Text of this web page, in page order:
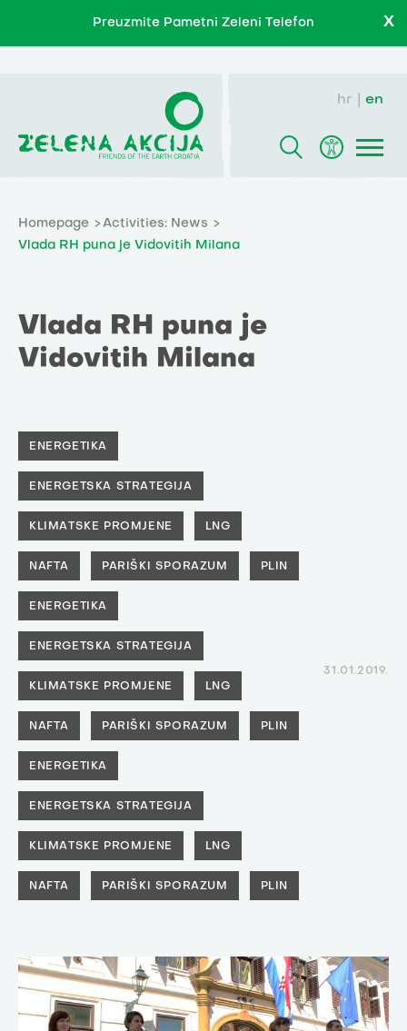
Preuzmite Pametni Zeleni Telefon X
hr en
Homepage
Activities: News
Vlada RH puna je Vidovitih Milana
Vlada RH puna je
Vidovitih Milana
ENERGETIKA
ENERGETSKA STRATEGIJA
KLIMATSKE PROMJENE LNG
NAFTA PARIŠKI SPORAZUM PLIN
ENERGETIKA
ENERGETSKA STRATEGIJA
KLIMATSKE PROMJENE LNG
NAFTA PARIŠKI SPORAZUM PLIN
ENERGETIKA
ENERGETSKA STRATEGIJA
KLIMATSKE PROMJENE LNG
NAFTA PARIŠKI SPORAZUM PLIN
31.01.2019.